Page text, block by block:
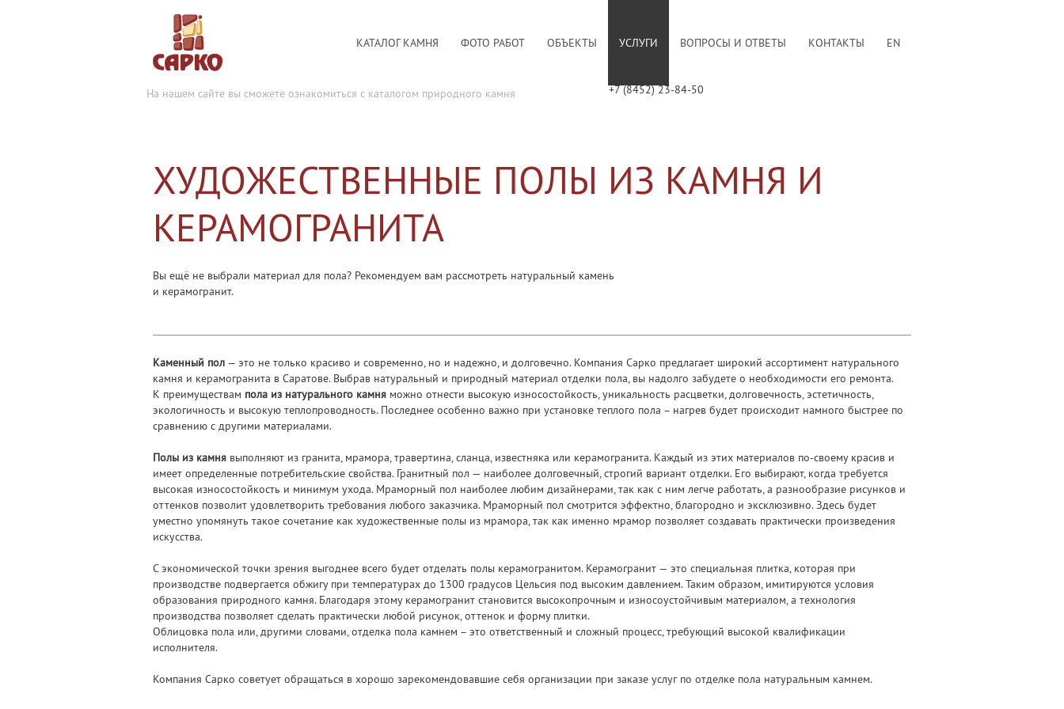
КАТАЛОГ КАМНЯ ФОТО РАБОТ ОБЪЕКТЫ УСЛУГИ ВОПРОСЫ И ОТВЕТЫ КОНТАКТЫ EN
На нашем сайте вы сможете ознакомиться с каталогом природного камня +7 (8452) 23-84-50
ХУДОЖЕСТВЕННЫЕ ПОЛЫ ИЗ КАМНЯ И
КЕРАМОГРАНИТА
Вы ещё не выбрали материал для пола? Рекомендуем вам рассмотреть натуральный камень
и керамогранит.
Каменный пол — это не только красиво и современно, но и надежно, и долговечно. Компания Сарко предлагает широкий ассортимент натурального
камня и керамогранита в Саратове. Выбрав натуральный и природный материал отделки пола, вы надолго забудете о необходимости его ремонта.
К преимуществам пола из натурального камня можно отнести высокую износостойкость, уникальность расцветки, долговечность, эстетичность,
экологичность и высокую теплопроводность. Последнее особенно важно при установке теплого пола – нагрев будет происходит намного быстрее по
сравнению с другими материалами.
Полы из камня выполняют из гранита, мрамора, травертина, сланца, известняка или керамогранита. Каждый из этих материалов по-своему красив и
имеет определенные потребительские свойства. Гранитный пол — наиболее долговечный, строгий вариант отделки. Его выбирают, когда требуется
высокая износостойкость и минимум ухода. Мраморный пол наиболее любим дизайнерами, так как с ним легче работать, а разнообразие рисунков и
оттенков позволит удовлетворить требования любого заказчика. Мраморный пол смотрится эффектно, благородно и эксклюзивно. Здесь будет
уместно упомянуть такое сочетание как художественные полы из мрамора, так как именно мрамор позволяет создавать практически произведения
искусства.
С экономической точки зрения выгоднее всего будет отделать полы керамогранитом. Керамогранит — это специальная плитка, которая при
производстве подвергается обжигу при температурах до 1300 градусов Цельсия под высоким давлением. Таким образом, имитируются условия
образования природного камня. Благодаря этому керамогранит становится высокопрочным и износоустойчивым материалом, а технология
производства позволяет сделать практически любой рисунок, оттенок и форму плитки.
Облицовка пола или, другими словами, отделка пола камнем – это ответственный и сложный процесс, требующий высокой квалификации
исполнителя.
Компания Сарко советует обращаться в хорошо зарекомендовавшие себя организации при заказе услуг по отделке пола натуральным камнем.